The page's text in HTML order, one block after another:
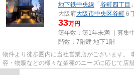
地下鉄中央線 「谷町四丁目
大阪府大阪市中央区谷町 ６
33万円
築年数：築1年未満 ｜募集
階数：7階建 地下1階
物件より徒歩圏内に当社営業店がございます。
容・物販などの様々な業種のニーズに応じて店
尚、弊社ではおとり広告は一切...